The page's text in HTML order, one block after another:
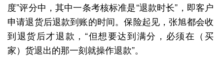
度”评分中，其中一条考核标准是“退款时长”，即客户
申请退货后退款到账的时间。保险起见，张旭都会收
到退货后才退款，“但想要达到满分，必须在（买
家）货退出的那一刻就操作退款”。